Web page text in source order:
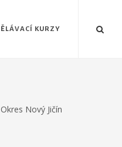
KURZY
Okres Nový Jičín